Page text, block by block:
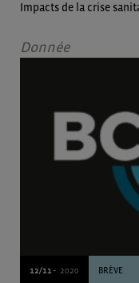
Impacts de la crise
Donnée
12/11 - 2020 BRÈVE